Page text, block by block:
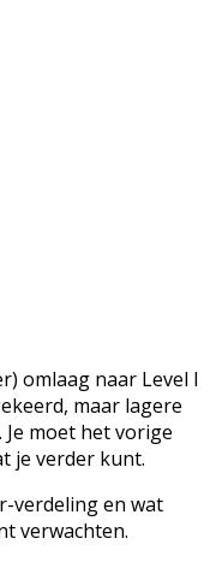
omlaag naar Level I
maar lagere
moet het vorige
je verder kunt.
verdeling en wat
verwachten.